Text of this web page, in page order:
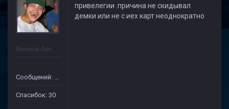
Вечный бан
Сообщений: 133
Спасибок: 30
привелегии .причина не скидывал
демки или не с иех карт неоднократно